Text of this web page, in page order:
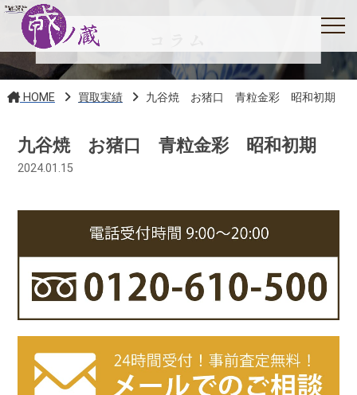
HOME 買取実績 九谷焼 お猪口 青粒金彩 昭和初期
九谷焼 お猪口 青粒金彩 昭和初期
2024.01.15